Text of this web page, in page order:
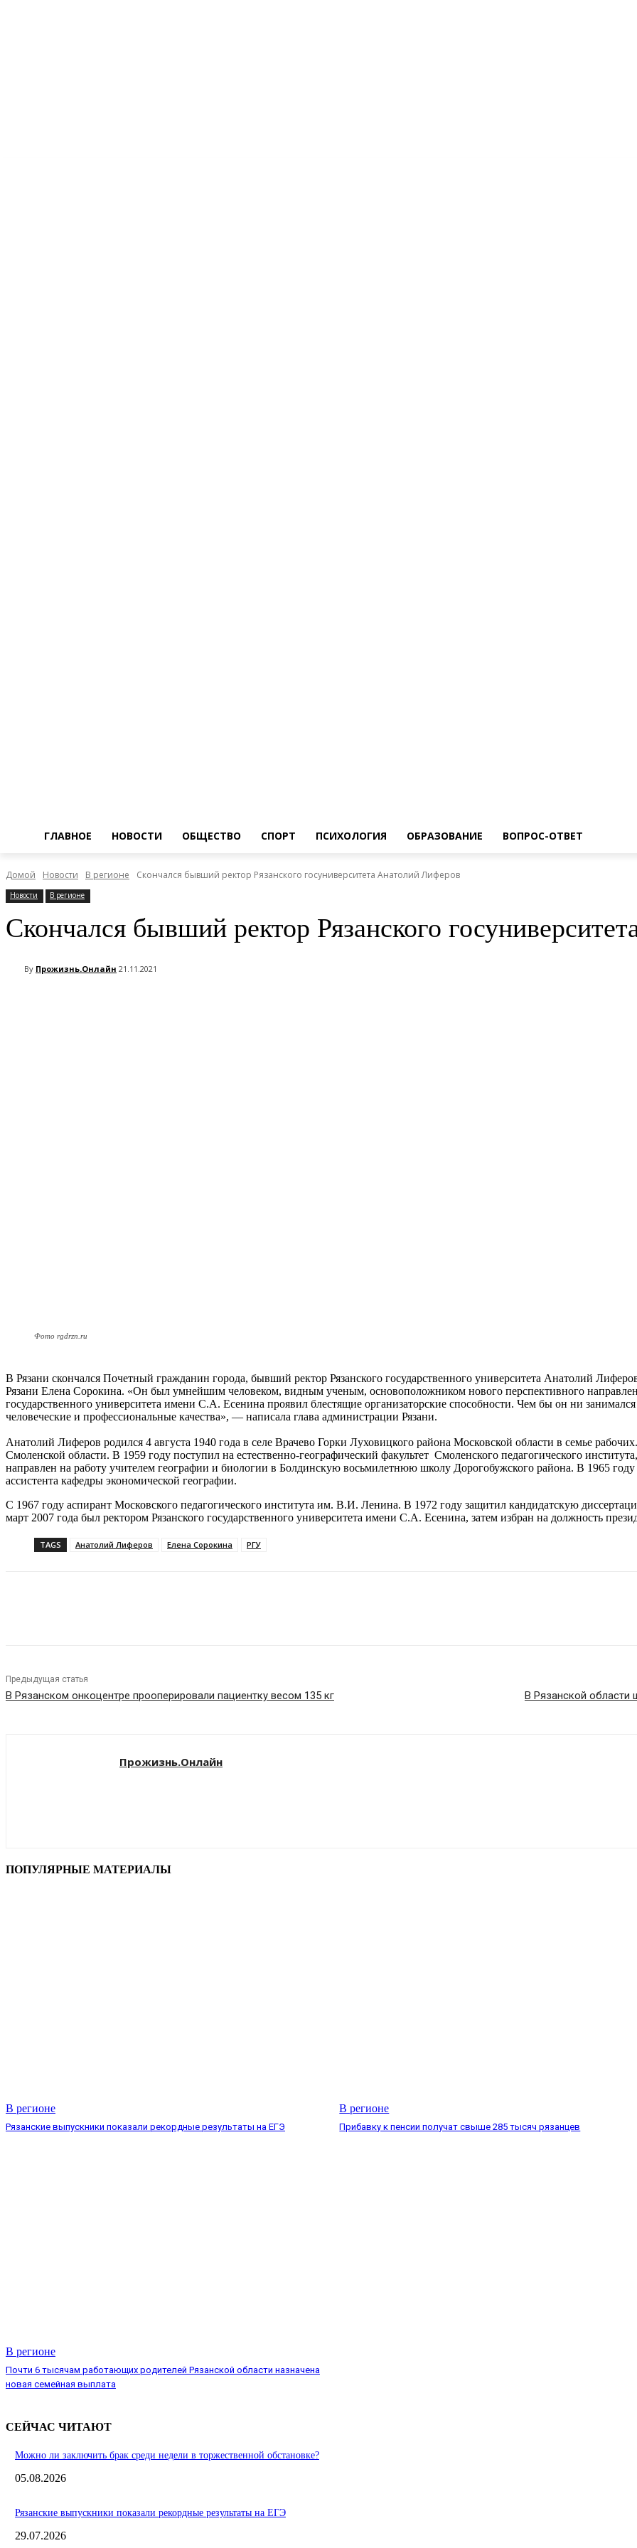
ГЛАВНОЕ НОВОСТИ ОБЩЕСТВО СПОРТ ПСИХОЛОГИЯ ОБРАЗОВАНИЕ ВОПРОС-ОТВЕТ
Домой Новости В регионе Скончался бывший ректор Рязанского госуниверситета Анатолий Лиферов
Новости В регионе
Скончался бывший ректор Рязанского
By Прожизнь.Онлайн 21.11.2021
Фото rgdrzn.ru
В Рязани скончался Почетный гражданин города, бывший ректор Рязанского государственного университета Анатолий
Рязани Елена Сорокина. «Он был умнейшим человеком, видным ученым, основоположником нового перспективного
государственного университета имени С.А. Есенина проявил блестящие организаторские способности. Чем бы он ни
человеческие и профессиональные качества», — написала глава администрации Рязани.
Анатолий Лиферов родился 4 августа 1940 года в селе Врачево Горки Луховицкого района Московской области в семье
Смоленской области. В 1959 году поступил на естественно-географический факультет Смоленского педагогического
направлен на работу учителем географии и биологии в Болдинскую восьмилетнюю школу Дорогобужского района. В 1965
ассистента кафедры экономической географии.
С 1967 году аспирант Московского педагогического института им. В.И. Ленина. В 1972 году защитил кандидатскую
март 2007 года был ректором Рязанского государственного университета имени С.А. Есенина, затем избран на должность
TAGS Анатолий Лиферов Елена Сорокина РГУ
Предыдущая статья
В Рязанском онкоцентре прооперировали пациентку весом 135 кг В Рязанской области
Прожизнь.Онлайн
ПОПУЛЯРНЫЕ МАТЕРИАЛЫ
В регионе
Рязанские выпускники показали рекордные результаты на ЕГЭ
В регионе
Прибавку к пенсии получат свыше 285 тысяч рязанцев
В регионе
Почти 6 тысячам работающих родителей Рязанской области назначена
новая семейная выплата
СЕЙЧАС ЧИТАЮТ
Можно ли заключить брак среди недели в торжественной обстановке?
05.08.2026
Рязанские выпускники показали рекордные результаты на ЕГЭ
29.07.2026